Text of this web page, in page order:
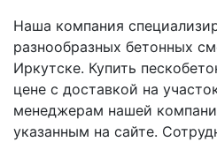
Наша компания
разнообразных бетонных
Иркутске. Купить
цене с доставкой на
менеджерам нашей
указанным на сайте.